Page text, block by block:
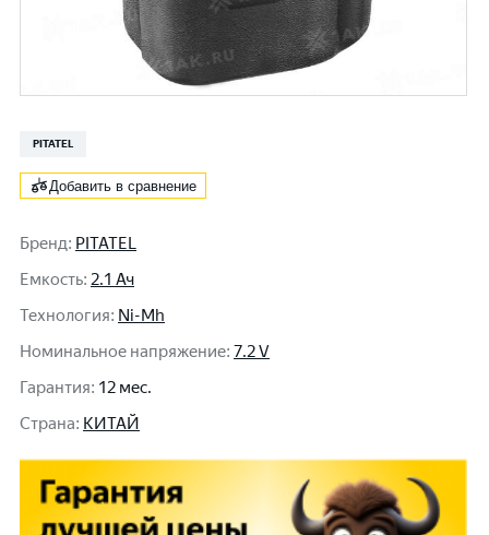
PITATEL
Добавить в сравнение
Бренд: PITATEL
Емкость: 2.1 Ач
Технология: Ni-Mh
Номинальное напряжение: 7.2 V
Гарантия: 12 мес.
Cтрана: КИТАЙ